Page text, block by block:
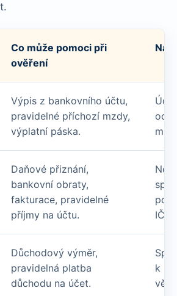
Co může pomoci při
ověření
Na
Výpis z bankovního účtu,
pravidelné příchozí mzdy,
výplatní páska.
Daňové přiznání,
bankovní obraty,
fakturace, pravidelné
příjmy na účtu.
IČO.
Důchodový výměr,
pravidelná platba
důchodu na účet.
k